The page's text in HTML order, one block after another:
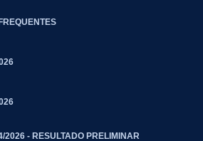
2026 - RESULTADO PRELIMINAR